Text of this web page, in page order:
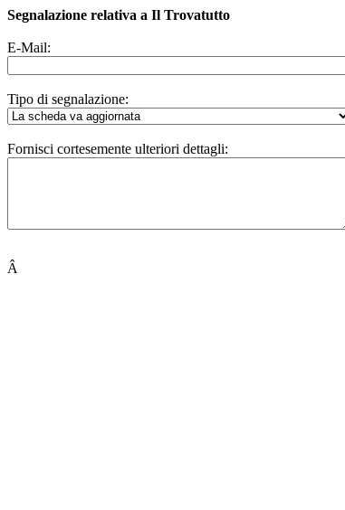
Segnalazione relativa a Il Trovatutto
E-Mail:
Tipo di segnalazione:
Fornisci cortesemente ulteriori dettagli:
Â